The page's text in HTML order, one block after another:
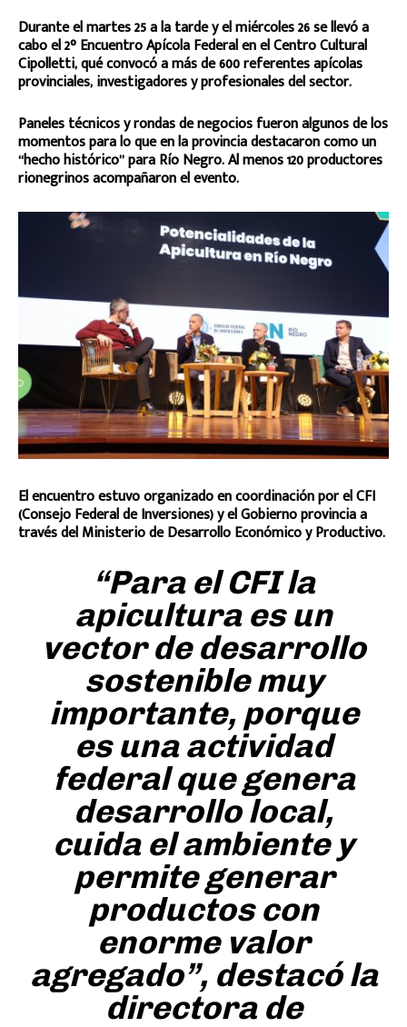
Durante el martes 25 a la tarde y el miércoles 26 se llevó a
cabo el 2° Encuentro Apícola Federal en el Centro Cultural
Cipolletti, qué convocó a más de 600 referentes apícolas
provinciales, investigadores y profesionales del sector.
Paneles técnicos y rondas de negocios fueron algunos de los
momentos para lo que en la provincia destacaron como un
“hecho histórico” para Río Negro. Al menos 120 productores
rionegrinos acompañaron el evento.
El encuentro estuvo organizado en coordinación por el CFI
(Consejo Federal de Inversiones) y el Gobierno provincia a
través del Ministerio de Desarrollo Económico y Productivo.
“Para el CFI la
apicultura es un
vector de desarrollo
sostenible muy
importante, porque
es una actividad
federal que genera
desarrollo local,
cuida el ambiente y
permite generar
productos con
enorme valor
agregado”, destacó la
directora de